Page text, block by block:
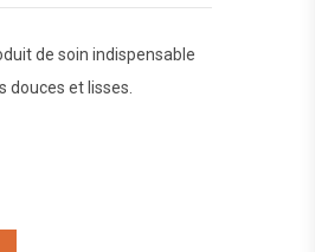
de soin indispensable
douces et lisses.